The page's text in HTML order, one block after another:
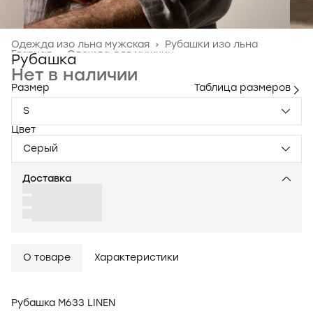
Рубашки изо льна
Одежда изо льна мужская ›
Одежда для мужчин
Главная ›
Рубашка
Нет в наличии
Размер
Таблица размеров
S
Цвет
Серый
Доставка
О товаре Характеристики
Рубашка M633 LINEN